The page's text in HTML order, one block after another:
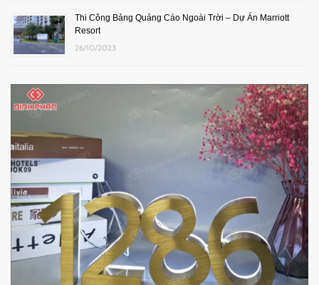
Thi Công Bảng Quảng Cáo Ngoài Trời – Dự Án Marriott
Resort
26/10/2023